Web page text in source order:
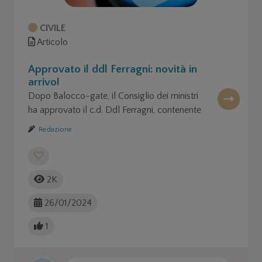
CIVILE
Articolo
Approvato il ddl Ferragni: novità in
arrivo!
Dopo Balocco-gate, il Consiglio dei ministri
ha approvato il c.d. Ddl Ferragni, contenente
norme finalizzate a rendere più trasparente la
Redazione
2K
26/01/2024
1